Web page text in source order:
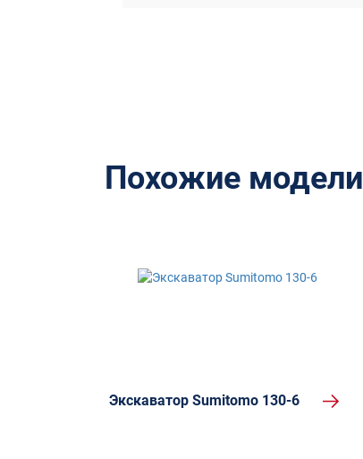
Похожие модели
Экскаватор Sumitomo 130-6